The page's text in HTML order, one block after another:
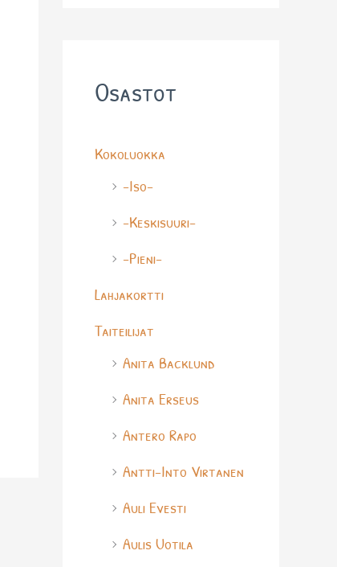
s
e
c
h
Osastot
Kokoluokka
-Iso-
-Keskisuuri-
-Pieni-
Lahjakortti
Taiteilijat
Anita Backlund
Anita Erseus
Antero Rapo
Antti-Into Virtanen
Auli Evesti
Aulis Uotila